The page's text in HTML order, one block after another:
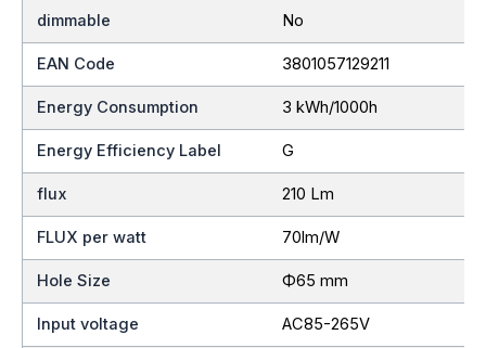
dimmable No
EAN Code 3801057129211
Energy Consumption 3 kWh/1000h
Energy Efficiency Label G
flux 210 Lm
FLUX per watt 70lm/W
Hole Size Ф65 mm
Input voltage AC85-265V